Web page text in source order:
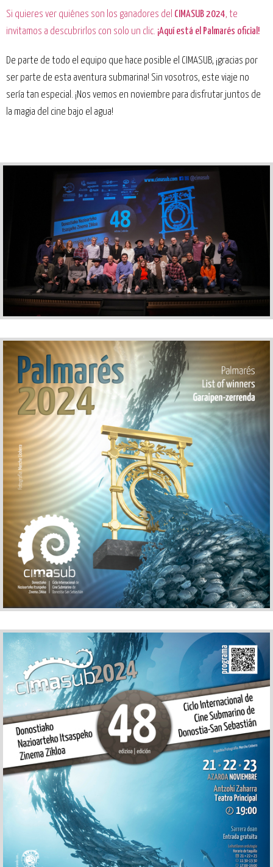
Si quieres ver quiénes son los ganadores del CIMASUB 2024, te
invitamos a descubrirlos con solo un clic. ¡Aquí está el Palmarés oficial!
De parte de todo el equipo que hace posible el CIMASUB, ¡gracias por
ser parte de esta aventura submarina! Sin vosotros, este viaje no
sería tan especial. ¡Nos vemos en noviembre para disfrutar juntos de
la magia del cine bajo el agua!